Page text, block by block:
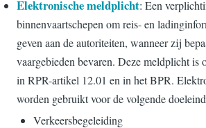
Elektronische meldplicht: Een
binnenvaartschepen om reis- en
geven aan de autoriteiten, wanneer zij
vaargebieden bevaren. Deze meldplicht is
in RPR-artikel 12.01 en in het BPR.
worden gebruikt voor de volgende
Verkeersbegeleiding